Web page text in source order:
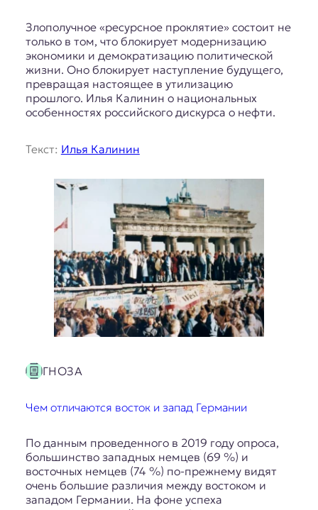
Злополучное «ресурсное проклятие» состоит не
только в том, что блокирует модернизацию
экономики и демократизацию политической
жизни. Оно блокирует наступление будущего,
превращая настоящее в утилизацию
прошлого. Илья Калинин о национальных
особенностях российского дискурса о нефти.
Текст: Илья Калинин
ГНОЗА
Чем отличаются восток и запад Германии
По данным проведенного в 2019 году опроса,
большинство западных немцев (69 %) и
восточных немцев (74 %) по-прежнему видят
очень большие различия между востоком и
западом Германии. На фоне успеха